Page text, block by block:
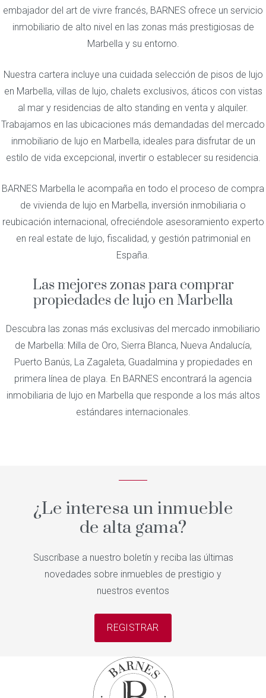
embajador del art de vivre francés, BARNES ofrece un servicio
inmobiliario de alto nivel en las zonas más prestigiosas de
Marbella y su entorno.
Nuestra cartera incluye una cuidada selección de pisos de lujo
en Marbella, villas de lujo, chalets exclusivos, áticos con vistas
al mar y residencias de alto standing en venta y alquiler.
Trabajamos en las ubicaciones más demandadas del mercado
inmobiliario de lujo en Marbella, ideales para disfrutar de un
estilo de vida excepcional, invertir o establecer su residencia.
BARNES Marbella le acompaña en todo el proceso de compra
de vivienda de lujo en Marbella, inversión inmobiliaria o
reubicación internacional, ofreciéndole asesoramiento experto
en real estate de lujo, fiscalidad, y gestión patrimonial en
España.
Las mejores zonas para comprar
propiedades de lujo en Marbella
Descubra las zonas más exclusivas del mercado inmobiliario
de Marbella: Milla de Oro, Sierra Blanca, Nueva Andalucía,
Puerto Banús, La Zagaleta, Guadalmina y propiedades en
primera línea de playa. En BARNES encontrará la agencia
inmobiliaria de lujo en Marbella que responde a los más altos
estándares internacionales.
¿Le interesa un inmueble
de alta gama?
Suscríbase a nuestro boletín y reciba las últimas
novedades sobre inmuebles de prestigio y
nuestros eventos
REGISTRAR